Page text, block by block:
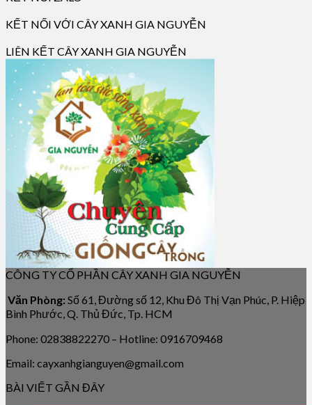
KẾT NỐI VỚI CÂY XANH GIA NGUYỄN
LIÊN KẾT CÂY XANH GIA NGUYỄN
CÔNG TY CỔ PHẦN CÂY XANH GIA NGUYỄN
Văn Phòng: Số 61, Đường số 12, Khu Đô Thị Vạn Phúc, P. Hiệp
Bình Phước, Q. Thủ Đức, Tp. HCM
Phone: 02838822270 – Hotline: 0916709468
Email: cayxanhgianguyen@gmail.com
BÀI VIẾT GẦN ĐÂY